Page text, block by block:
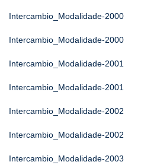
Intercambio_Modalidade-2000
Intercambio_Modalidade-2000
Intercambio_Modalidade-2001
Intercambio_Modalidade-2001
Intercambio_Modalidade-2002
Intercambio_Modalidade-2002
Intercambio_Modalidade-2003